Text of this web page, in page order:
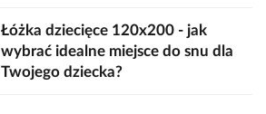
Łóżka dziecięce 120x200 - jak
wybrać idealne miejsce do snu dla
Twojego dziecka?